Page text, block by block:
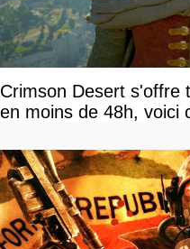
Crimson Desert s'offre
en moins de 48h, voici